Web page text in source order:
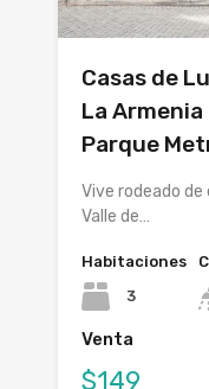
Casas de
La
Parque
Vive rodeado
Valle de…
Habitaciones
3
Venta
$149